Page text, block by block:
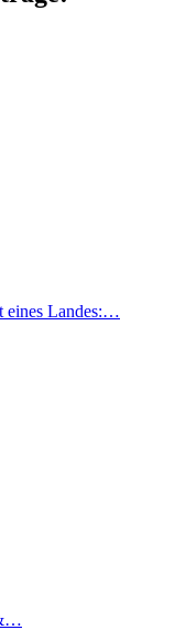
eines Landes:…